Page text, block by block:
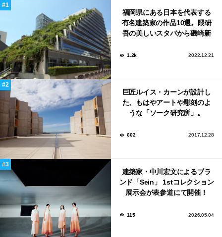
福岡県にある日本を代表する
有名建築家の作品10選。隈研
吾の美しいスタバから磯崎新
1.2k 2022.12.21
巨匠ルイス・カーンが設計し
た、もはやアートや彫刻のよ
うな「ソーク研究所」。
602 2017.12.28
建築家・中川宏文によるブラ
ンド「Sein」 1stコレクション
展示会が表参道にて開催！
115 2026.05.04